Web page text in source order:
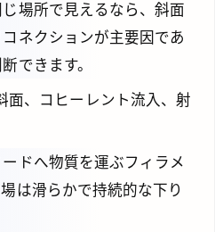
場所で見えるなら、斜面
ネクションが主要因であ
できます。
面、コヒーレント流入、射
ードへ物質を運ぶフィラメ
は滑らかで持続的な下り